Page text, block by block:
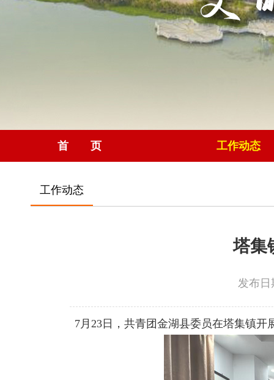
首 页 工作动态
工作动态
塔集
发布日
7月23日，共青团金湖县委员在塔集镇